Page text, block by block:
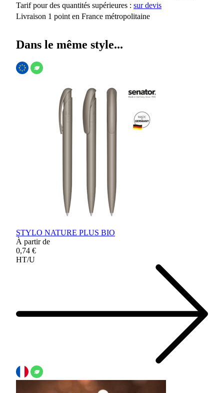
Tarif pour des quantités supérieures : sur devis
Livraison 1 point en France métropolitaine
Dans le même style...
STYLO NATURE PLUS BIO
À partir de
0,74 €
HT/U